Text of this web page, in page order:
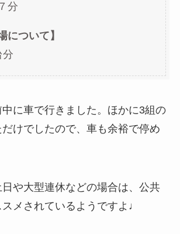
分
について】
分
に車で行きました。ほかに3組の
けでしたので、車も余裕で停め
日や大型連休などの場合は、公共
メされているようですよ♩